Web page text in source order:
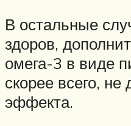
В остальные
здоров,
омега-3 в виде
скорее всего, не
эффекта.